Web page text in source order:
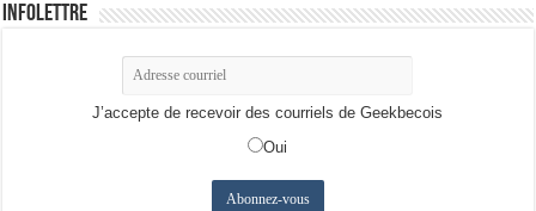
Infolettre
J’accepte de recevoir des courriels de Geekbecois
Oui